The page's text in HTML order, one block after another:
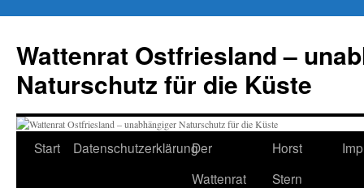
springen
Wattenrat Ostfriesland –
Naturschutz für die Küste
Start DatenschutzerklärungDer
Wattenrat
Horst
Stern